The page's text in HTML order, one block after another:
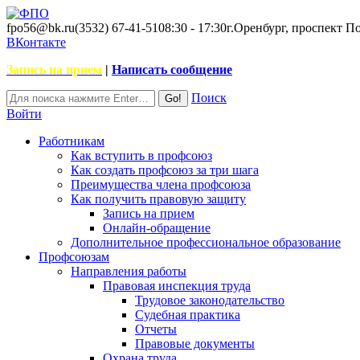
fpo56@bk.ru(3532) 67-41-5108:30 - 17:30г.Оренбург, проспект
ВКонтакте
Запись на прием | Написать сообщение
Поиск
Войти
Работникам
Как вступить в профсоюз
Как создать профсоюз за три шага
Преимущества члена профсоюза
Как получить правовую защиту
Запись на прием
Онлайн-обращение
Дополнительное профессиональное образование
Профсоюзам
Направления работы
Правовая инспекция труда
Трудовое законодательство
Судебная практика
Отчеты
Правовые документы